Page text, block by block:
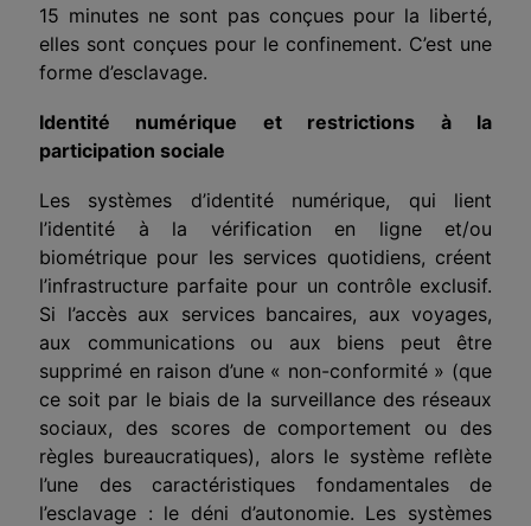
15 minutes ne sont pas conçues pour la liberté,
elles sont conçues pour le confinement. C’est une
forme d’esclavage.
Identité numérique et restrictions à la
participation sociale
Les systèmes d’identité numérique, qui lient
l’identité à la vérification en ligne et/ou
biométrique pour les services quotidiens, créent
l’infrastructure parfaite pour un contrôle exclusif.
Si l’accès aux services bancaires, aux voyages,
aux communications ou aux biens peut être
supprimé en raison d’une « non-conformité » (que
ce soit par le biais de la surveillance des réseaux
sociaux, des scores de comportement ou des
règles bureaucratiques), alors le système reflète
l’une des caractéristiques fondamentales de
l’esclavage : le déni d’autonomie. Les systèmes